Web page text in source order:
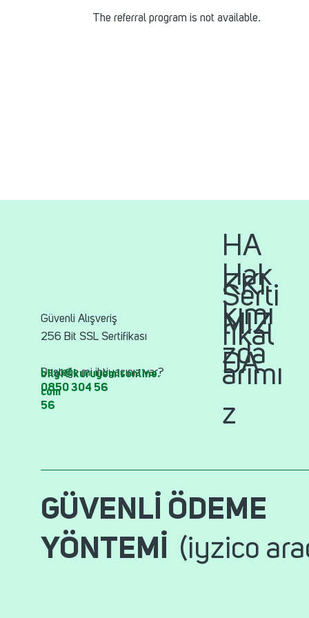
The referral program is not available.
Güvenli Alışveriş
256 Bit SSL Sertifikası
Desteğe mi ihtiyacınız var?
bilgi@kuruyemisonline.
com
0850 304 56
56
GÜVENLİ ÖDEME
YÖNTEMİ (iyzico
HA
KKI
MIZ
DA
Hak
kımı
zda
Serti
fikal
arımı
z